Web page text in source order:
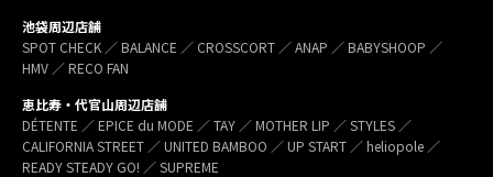
池袋周辺店舗
SPOT CHECK ／ BALANCE ／ CROSSCORT ／ ANAP ／ BABYSHOOP ／
HMV ／ RECO FAN
恵比寿・代官山周辺店舗
DÉTENTE ／ EPICE du MODE ／ TAY ／ MOTHER LIP ／ STYLES ／
CALIFORNIA STREET ／ UNITED BAMBOO ／ UP START ／ heliopole ／
READY STEADY GO! ／ SUPREME